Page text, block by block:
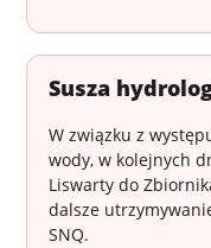
Susza
W związku z
wody, w kolejnych
Liswarty do
dalsze
SNQ.